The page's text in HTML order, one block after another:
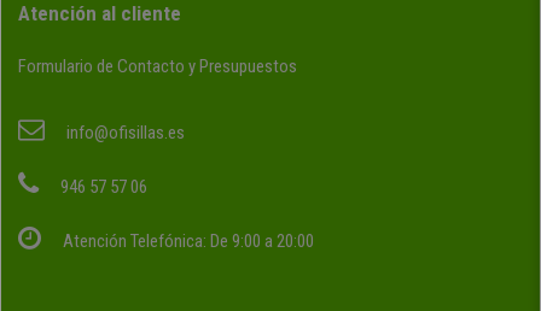
Atención al cliente
Formulario de Contacto y Presupuestos
info@ofisillas.es
946 57 57 06
Atención Telefónica: De 9:00 a 20:00